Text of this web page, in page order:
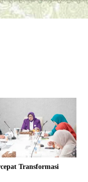
Transformasi